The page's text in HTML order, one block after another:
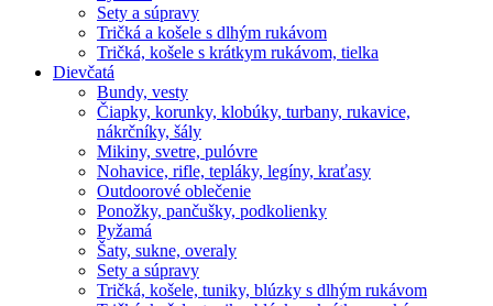
Sety a súpravy
Tričká a košele s dlhým rukávom
Tričká, košele s krátkym rukávom, tielka
Dievčatá
Bundy, vesty
Čiapky, korunky, klobúky, turbany, rukavice,
nákrčníky, šály
Mikiny, svetre, pulóvre
Nohavice, rifle, tepláky, legíny, kraťasy
Outdoorové oblečenie
Ponožky, pančušky, podkolienky
Pyžamá
Šaty, sukne, overaly
Sety a súpravy
Tričká, košele, tuniky, blúzky s dlhým rukávom